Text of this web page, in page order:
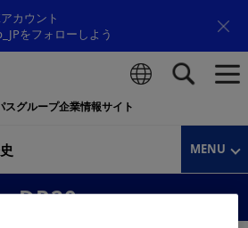
カウント
をフォローしよう
スグループ企業情報サイト
MENU
DP20